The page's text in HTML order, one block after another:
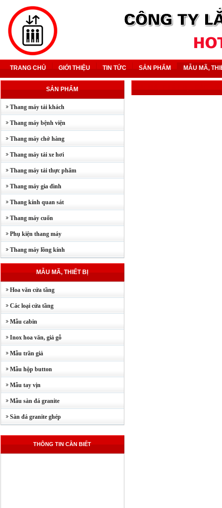
TRANG CHỦ GIỚI THIỆU TIN TỨC SẢN PHẨM MẪU MÃ,
SẢN PHẨM
Thang máy tải khách
Thang máy bệnh viện
Thang máy chở hàng
Thang máy tải xe hơi
Thang máy tải thực phẩm
Thang máy gia đình
Thang kính quan sát
Thang máy cuốn
Phụ kiện thang máy
Thang máy lồng kính
MẪU MÃ, THIẾT BỊ
Hoa văn cửa tầng
Các loại cửa tầng
Mẫu cabin
Inox hoa văn, giả gỗ
Mẫu trần giả
Mẫu hộp button
Mẫu tay vịn
Mẫu sàn đá granite
Sàn đá granite ghép
THÔNG TIN CẦN BIẾT